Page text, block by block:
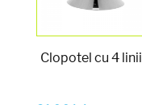
Clopotel cu 4 linii